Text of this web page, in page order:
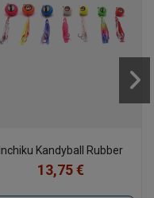
Inchiku Kandyball Rubber
13,75 €